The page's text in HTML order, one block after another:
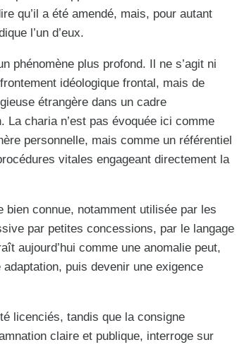
qu’il a été amendé, mais, pour autant
l’un d’eux.
phénomène plus profond. Il ne s’agit ni
idéologique frontal, mais de
étrangère dans un cadre
charia n’est pas évoquée ici comme
personnelle, mais comme un référentiel
vitales engageant directement la
bien connue, notamment utilisée par les
par petites concessions, par le langage
aujourd’hui comme une anomalie peut,
puis devenir une exigence
licenciés, tandis que la consigne
claire et publique, interroge sur